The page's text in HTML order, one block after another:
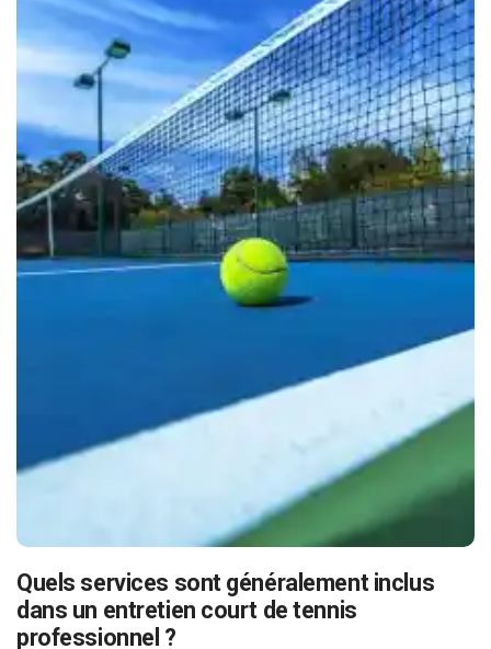
Quels services sont généralement inclus
dans un entretien court de tennis
professionnel ?